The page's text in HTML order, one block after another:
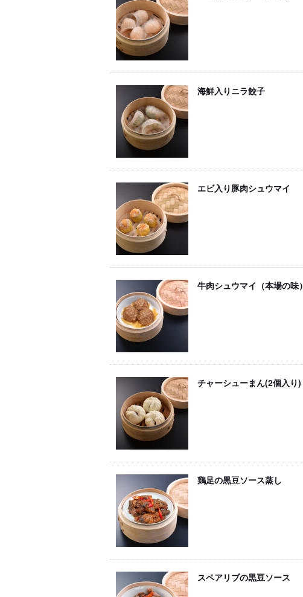
海鮮入りニラ餃子
エビ入り豚肉シュウマイ
牛肉シュウマイ（本場の味）
チャーシューまん(2個入り)
鶏足の黒豆ソース蒸し
スペアリブの黒豆ソース